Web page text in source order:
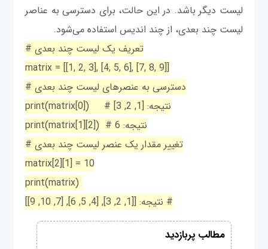
لیست دیگر باشد. در این حالت، برای دسترسی به عناصر
لیست چند بعدی، از چند اندیس استفاده می‌شود.
# تعریف یک لیست چند بعدی
matrix = [[1, 2, 3], [4, 5, 6], [7, 8, 9]]
# دسترسی به عنصرهای لیست چند بعدی
print(matrix[0]) # نتیجه: [1, 2, 3]
print(matrix[1][2]) # نتیجه: 6
# تغییر مقدار یک عنصر لیست چند بعدی
matrix[2][1] = 10
print(matrix)
# نتیجه: [[1, 2, 3], [4, 5, 6], [7, 10, 9]]
مطالب پربازدید